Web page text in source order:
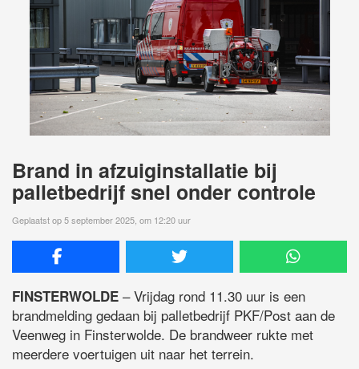
Brand in afzuiginstallatie bij
palletbedrijf snel onder controle
Geplaatst op 5 september 2025, om 12:20 uur
FINSTERWOLDE – Vrijdag rond 11.30 uur is een
brandmelding gedaan bij palletbedrijf PKF/Post aan de
Veenweg in Finsterwolde. De brandweer rukte met
meerdere voertuigen uit naar het terrein.